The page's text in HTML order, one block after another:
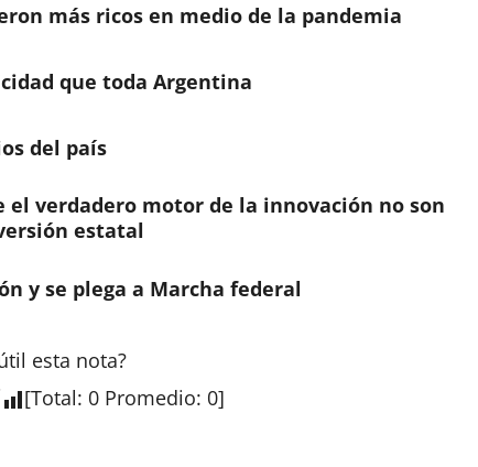
más ricos en medio de la pandemia
que toda Argentina
del país
verdadero motor de la innovación no son
estatal
y se plega a Marcha federal
esta nota?
[Total: 0 Promedio: 0]